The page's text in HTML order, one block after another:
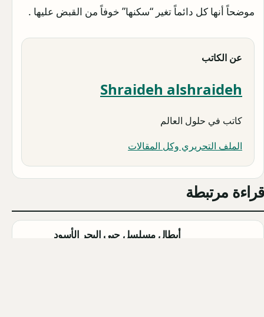
موضحاً أنها كل دائماً تغير “سكنها” خوفاً من القبض عليها .
عن الكاتب
Shraideh alshraideh
كاتب في حلول العالم
الملف التحريري وكل المقالات
قراءة مرتبطة
أبطال مسلسل حبي البحر الأسود